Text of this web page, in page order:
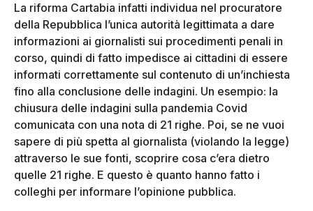
La riforma Cartabia infatti individua nel procuratore
della Repubblica l’unica autorità legittimata a dare
informazioni ai giornalisti sui procedimenti penali in
corso, quindi di fatto impedisce ai cittadini di essere
informati correttamente sul contenuto di un’inchiesta
fino alla conclusione delle indagini. Un esempio: la
chiusura delle indagini sulla pandemia Covid
comunicata con una nota di 21 righe. Poi, se ne vuoi
sapere di più spetta al giornalista (violando la legge)
attraverso le sue fonti, scoprire cosa c’era dietro
quelle 21 righe. E questo è quanto hanno fatto i
colleghi per informare l’opinione pubblica.